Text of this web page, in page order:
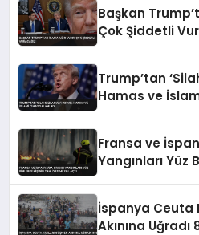
Başkan
Çok Şiddetli
Trump’tan
Hamas ve
Fransa ve
Yangınları Yüz
İspanya Ceuta
Akınına